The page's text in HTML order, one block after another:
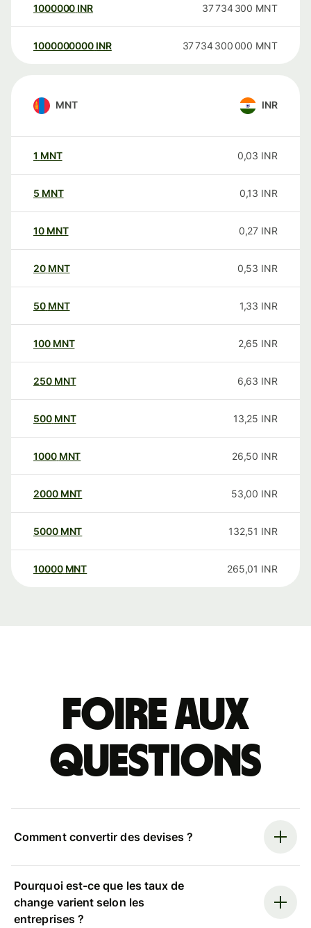
1000000 INR 37 734 300 MNT
1000000000 INR 37 734 300 000 MNT
MNT INR
1 MNT 0,03 INR
5 MNT 0,13 INR
10 MNT 0,27 INR
20 MNT 0,53 INR
50 MNT 1,33 INR
100 MNT 2,65 INR
250 MNT 6,63 INR
500 MNT 13,25 INR
1000 MNT 26,50 INR
2000 MNT 53,00 INR
5000 MNT 132,51 INR
10000 MNT 265,01 INR
Foire aux
questions
Comment convertir des devises ?
Pourquoi est-ce que les taux de
change varient selon les
entreprises ?